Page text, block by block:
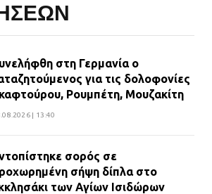
στη Γερμανία ο
για τις δολοφονίες
Ρουμπέτη, Μουζακίτη
| 13:40
σορός σε
σήψη δίπλα στο
των Αγίων Ισιδώρων